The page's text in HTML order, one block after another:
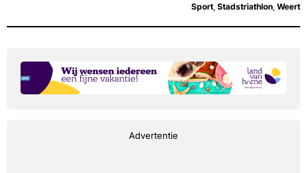
Sport Stadstriathlon Weert
Advertentie